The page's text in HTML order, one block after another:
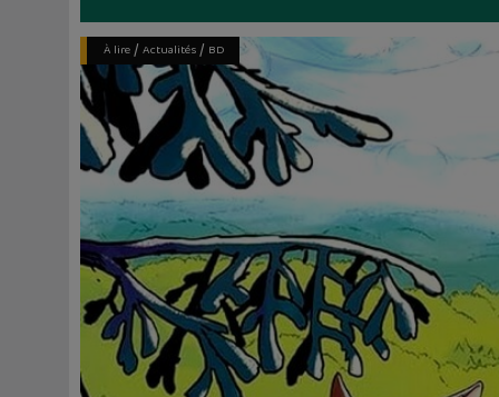
À lire/ Actualités/ BD